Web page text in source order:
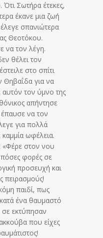
Ότι Σωτήρα έτεκες,
έκανε μια ζωή
σπανιώτερα
Θεοτόκου.
να τον λέγη.
θέλει τον
στο σπίτι
Θηβαΐδα για να
αυτόν τον ύμνο της
απήντησε
έπαυσε να τον
για πολλά
ωφέλεια.
«Φέρε στον νου
φορές σε
προσευχή και
πειρασμούς!
παιδί, πως
ένα θαυμαστό
εκτύπησαν
που είχες